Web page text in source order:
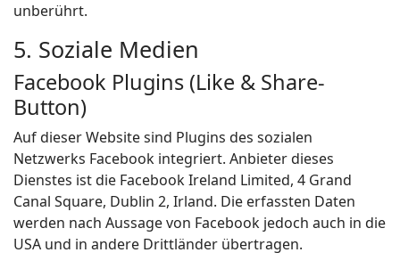
unberührt.
5. Soziale Medien
Facebook Plugins (Like & Share-
Button)
Auf dieser Website sind Plugins des sozialen
Netzwerks Facebook integriert. Anbieter dieses
Dienstes ist die Facebook Ireland Limited, 4 Grand
Canal Square, Dublin 2, Irland. Die erfassten Daten
werden nach Aussage von Facebook jedoch auch in die
USA und in andere Drittländer übertragen.